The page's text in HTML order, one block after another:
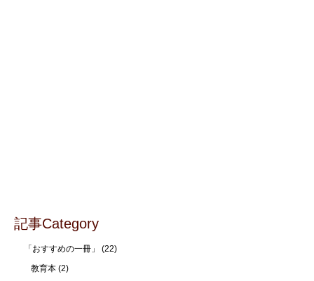
記事Category
「おすすめの一冊」
(22)
教育本 (2)